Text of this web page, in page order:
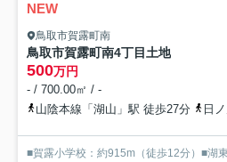
NEW
鳥取市賀露町南
鳥取市賀露町南4丁目土地
500万円
- / 700.00㎡ / -
山陰本線「湖山」駅 徒歩27分
日ノ
■賀露小学校：約915m（徒歩12分）■湖